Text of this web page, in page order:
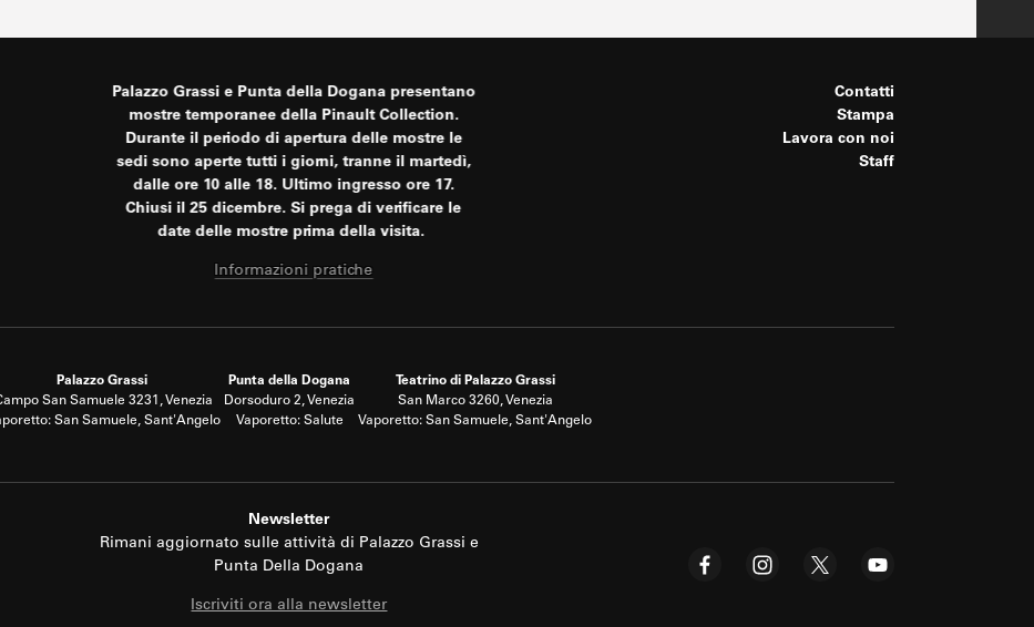
Palazzo Grassi e Punta della Dogana presentano
mostre temporanee della Pinault Collection.
Durante il periodo di apertura delle mostre le
sedi sono aperte tutti i giorni, tranne il martedì,
dalle ore 10 alle 18. Ultimo ingresso ore 17.
Chiusi il 25 dicembre. Si prega di verificare le
date delle mostre prima della visita.
Informazioni pratiche
Contatti
Stampa
Lavora con noi
Staff
Palazzo Grassi
San Samuele 3231, Venezia
San Samuele, Sant'Angelo
Punta della Dogana
Dorsoduro 2, Venezia
Vaporetto: Salute
Teatrino di Palazzo Grassi
San Marco 3260, Venezia
Vaporetto: San Samuele, Sant'Angelo
Newsletter
Rimani aggiornato sulle attività di Palazzo Grassi e
Punta Della Dogana
Iscriviti ora alla newsletter